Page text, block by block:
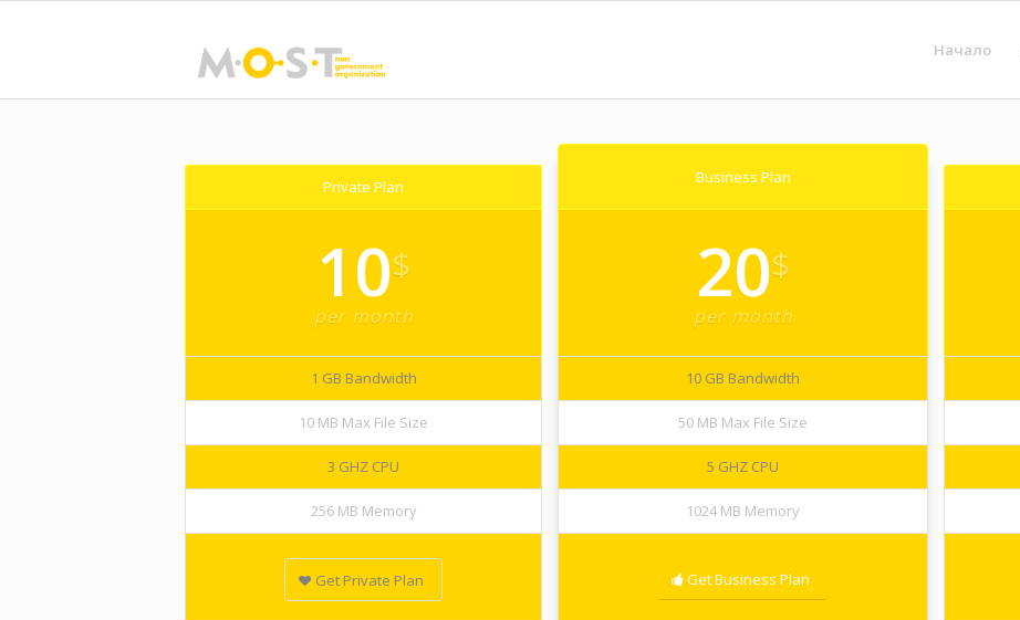
Начало
Private Plan
10$
per month
1 GB Bandwidth
10 MB Max File Size
3 GHZ CPU
256 MB Memory
Get Private Plan
Business Plan
20$
per month
10 GB Bandwidth
50 MB Max File Size
5 GHZ CPU
1024 MB Memory
Get Business Plan